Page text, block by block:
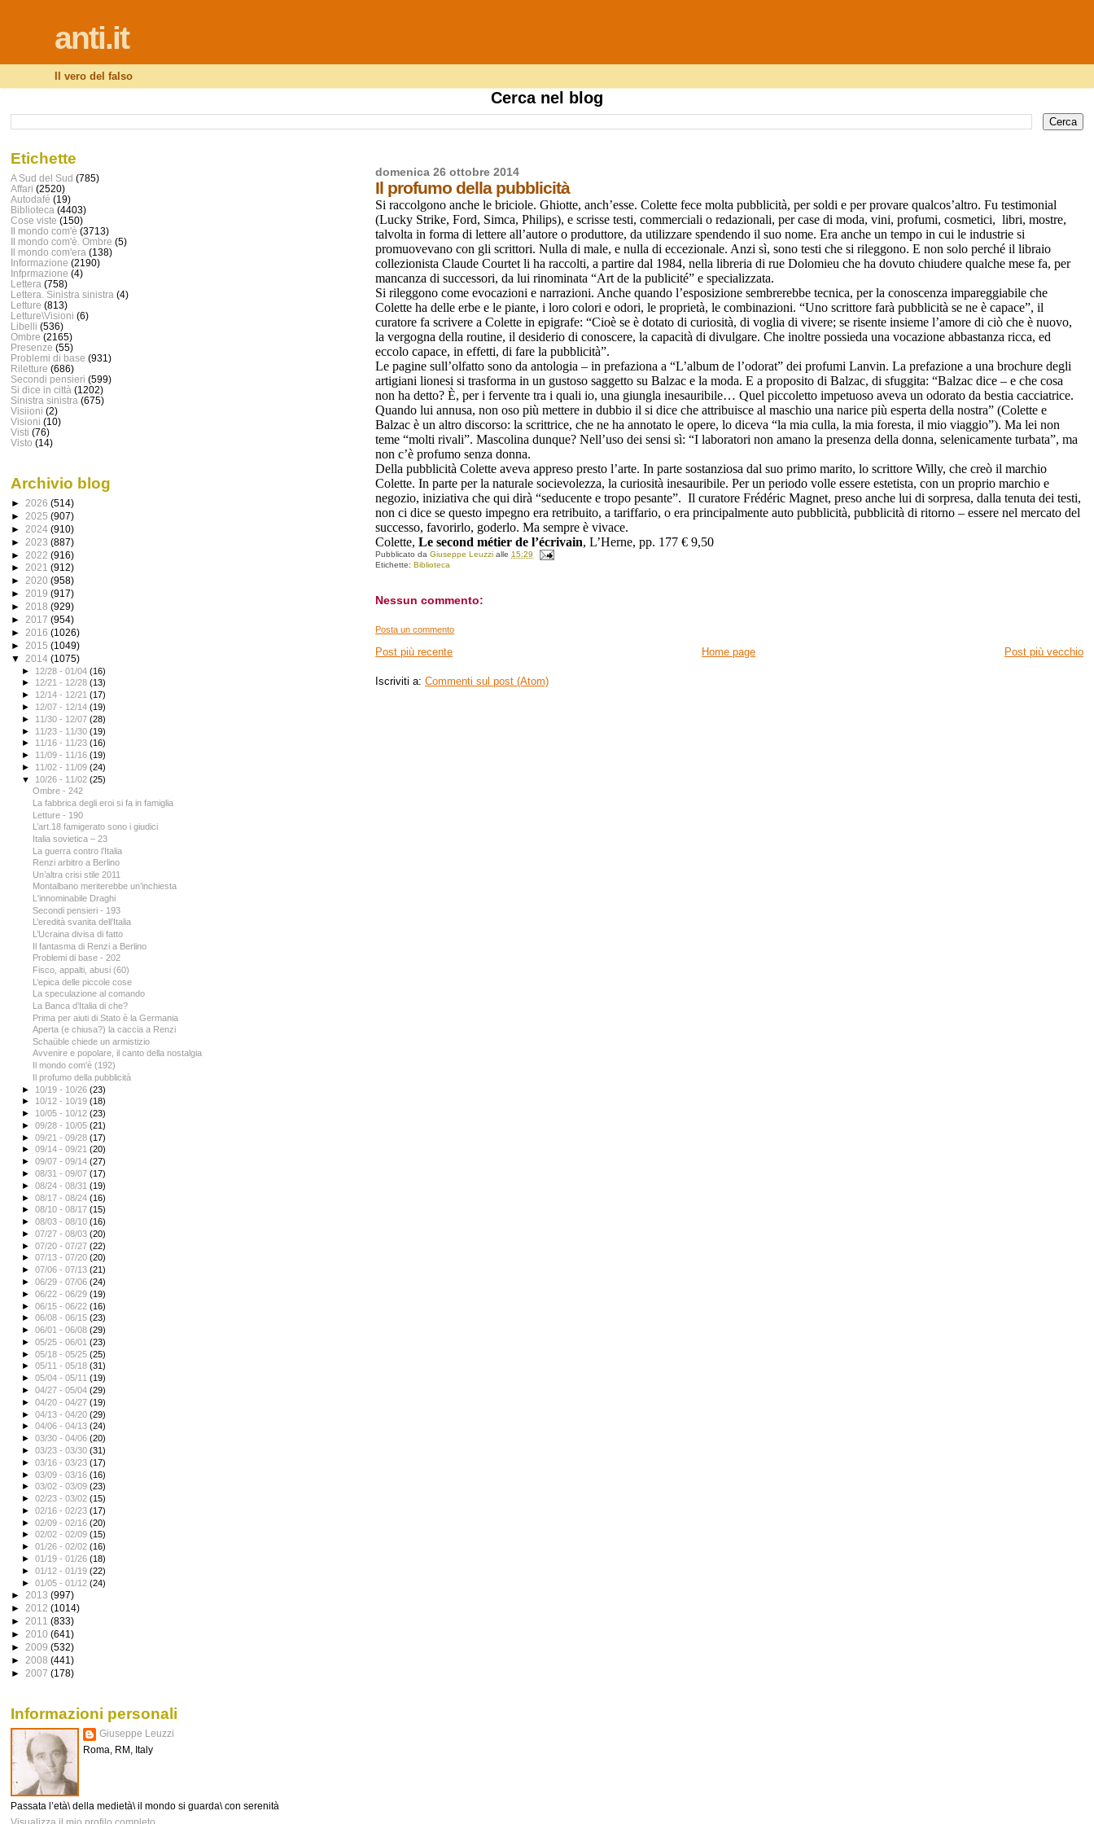
anti.it
Il vero del falso
Cerca nel blog
domenica 26 ottobre 2014
Il profumo della pubblicità
Si raccolgono anche le briciole. Ghiotte, anch’esse. Colette fece molta pubblicità, per soldi e per provare qualcos’altro. Fu testimonial
(Lucky Strike, Ford, Simca, Philips), e scrisse testi, commerciali o redazionali, per case di moda, vini, profumi, cosmetici, libri, mostre,
talvolta in forma di lettere all’autore o produttore, da utilizzare spendendo il suo nome.Era anche un tempo in cui le industrie si
promuovevano con gli scrittori. Nulla di male, e nulla di eccezionale. Anzi sì, sono testi che si rileggono. E non solo perché il libraio
collezionista Claude Courtet li ha raccolti, a partire dal 1984, nella libreria di rue Dolomieu che ha dovuto chiudere qualche mese fa, per
mancanza di successori, da lui rinominata “Art de la publicité” e specializzata.
Si rileggono come evocazioni e narrazioni. Anche quando l’esposizione sembrerebbe tecnica, per la conoscenza impareggiabile che
Colette ha delle erbe e le piante, i loro colori e odori, le proprietà, le combinazioni. “Uno scrittore farà pubblicità se ne è capace”, il
curatore fa scrivere a Colette in epigrafe: “Cioè se è dotato di curiosità, di voglia di vivere; se risente insieme l’amore di ciò che è nuovo,
la vergogna della routine, il desiderio di conoscere, la capacità di divulgare. Che inoltre possieda una vocazione abbastanza ricca, ed
eccolo capace, in effetti, di fare la pubblicità”.
Le pagine sull’olfatto sono da antologia – in prefaziona a “L’album de l’odorat” dei profumi Lanvin. La prefazione a una brochure degli
artigiani lionesi si trasforma in un gustoso saggetto su Balzac e la moda. E a proposito di Balzac, di sfuggita: “Balzac dice – e che cosa
non ha detto? È, per i fervente tra i quali io, una giungla inesauribile… Quel piccoletto impetuoso aveva un odorato da bestia cacciatrice.
Quando lui annusa, non oso più mettere in dubbio il si dice che attribuisce al maschio una narice più esperta della nostra” (Colette e
Balzac è un altro discorso: la scrittrice, che ne ha annotato le opere, lo diceva“la mia culla, la mia foresta, il mio viaggio”). Ma lei non
teme “molti rivali”. Mascolina dunque? Nell’uso dei sensi sì: “I laboratori non amano la presenza della donna, selenicamente turbata”, ma
non c’è profumo senza donna.
Della pubblicità Colette aveva appreso presto l’arte. In parte sostanziosa dal suo primo marito, lo scrittore Willy, che creò il marchio
Colette. In parte per la naturale socievolezza, la curiosità inesauribile. Per un periodo volle essere estetista, con un proprio marchio e
negozio, iniziativa che qui dirà “seducente e tropo pesante”. Il curatore Frédéric Magnet, preso anche lui di sorpresa, dalla tenuta dei testi,
non ci dice se questo impegno era retribuito, a tariffario, o era principalmente auto pubblicità, pubblicità di ritorno – essere nel mercato del
successo, favorirlo, goderlo. Ma sempre è vivace.
Colette,Le second métier de l’écrivain, L’Herne, pp. 177 € 9,50
Pubblicato daGiuseppe Leuzzi alle 15:29
Etichette:Biblioteca
Nessun commento:
Posta un commento
Post più recente Post più vecchio
Home page
Iscriviti a:Commenti sul post (Atom)
Etichette
A Sud del Sud (785)
Affari (2520)
Autodafé (19)
Biblioteca (4403)
Cose viste (150)
Il mondo com'è (3713)
Il mondo com'è. Ombre (5)
Il mondo com'era (138)
Informazione (2190)
Infprmazione (4)
Lettera (758)
Lettera. Sinistra sinistra (4)
Letture (813)
Letture\Visioni (6)
Libelli (536)
Ombre (2165)
Presenze (55)
Problemi di base (931)
Riletture (686)
Secondi pensieri (599)
Si dice in città (1202)
Sinistra sinistra (675)
Visiioni (2)
Visioni (10)
Visti (76)
Visto (14)
Archivio blog
► 2026 (514)
► 2025 (907)
► 2024 (910)
► 2023 (887)
► 2022 (916)
► 2021 (912)
► 2020 (958)
► 2019 (917)
► 2018 (929)
► 2017 (954)
► 2016 (1026)
► 2015 (1049)
▼ 2014 (1075)
► 12/28 - 01/04(16)
► 12/21 - 12/28(13)
► 12/14 - 12/21(17)
► 12/07 - 12/14(19)
► 11/30 - 12/07(28)
► 11/23 - 11/30(19)
► 11/16 - 11/23(16)
► 11/09 - 11/16(19)
► 11/02 - 11/09(24)
▼ 10/26 - 11/02(25)
Ombre - 242
La fabbrica degli eroi si fa in famiglia
Letture - 190
L’art.18 famigerato sono i giudici
Italia sovietica – 23
La guerra contro l’Italia
Renzi arbitro a Berlino
Un’altra crisi stile 2011
Montalbano meriterebbe un’inchiesta
L'innominabile Draghi
Secondi pensieri - 193
L’eredità svanita dell’Italia
L’Ucraina divisa di fatto
Il fantasma di Renzi a Berlino
Problemi di base - 202
Fisco, appalti, abusi (60)
L’epica delle piccole cose
La speculazione al comando
La Banca d’Italia di che?
Prima per aiuti di Stato è la Germania
Aperta (e chiusa?) la caccia a Renzi
Schaüble chiede un armistizio
Avvenire e popolare, il canto della nostalgia
Il mondo com'è (192)
Il profumo della pubblicità
► 10/19 - 10/26(23)
► 10/12 - 10/19(18)
► 10/05 - 10/12(23)
►09/28 - 10/05(21)
►09/21 - 09/28(17)
►09/14 - 09/21(20)
►09/07 - 09/14(27)
►08/31 - 09/07(17)
►08/24 - 08/31(19)
►08/17 - 08/24(16)
►08/10 - 08/17(15)
►08/03 - 08/10(16)
►07/27 - 08/03(20)
►07/20 - 07/27(22)
►07/13 - 07/20(20)
►07/06 - 07/13(21)
►06/29 - 07/06(24)
►06/22 - 06/29(19)
►06/15 - 06/22(16)
►06/08 - 06/15(23)
►06/01 - 06/08(29)
►05/25 - 06/01(23)
►05/18 - 05/25(25)
►05/11 - 05/18(31)
►05/04 - 05/11(19)
►04/27 - 05/04(29)
►04/20 - 04/27(19)
►04/13 - 04/20(29)
►04/06 - 04/13(24)
►03/30 - 04/06(20)
►03/23 - 03/30(31)
►03/16 - 03/23(17)
►03/09 - 03/16(16)
►03/02 - 03/09(23)
►02/23 - 03/02(15)
►02/16 - 02/23(17)
►02/09 - 02/16(20)
►02/02 - 02/09(15)
►01/26 - 02/02(16)
►01/19 - 01/26(18)
►01/12 - 01/19(22)
►01/05 - 01/12(24)
► 2013 (997)
► 2012 (1014)
► 2011 (833)
► 2010 (641)
► 2009 (532)
► 2008 (441)
► 2007 (178)
Informazioni personali
Giuseppe Leuzzi
Roma, RM, Italy
Passata l’età\ della medietà\ il mondo si guarda\ con serenità